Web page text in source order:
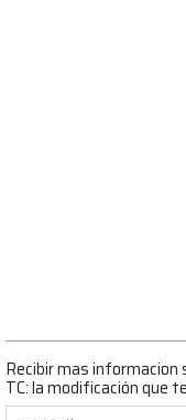
Recibir mas informacion
TC: la modificación que